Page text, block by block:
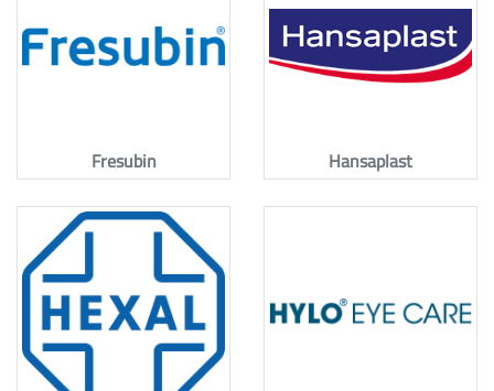
Fresubin Hansaplast